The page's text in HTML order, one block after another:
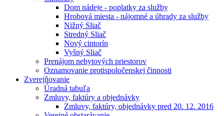
Dom nádeje - poplatky za služby
Hrobová miesta - nájomné a úhrady za služby
Nižný Sliač
Stredný Sliač
Nový cintorín
Vyšný Sliač
Prenájom nebytových priestorov
Oznamovanie protispoločenskej činnosti
Zverejňovanie
Úradná tabuľa
Zmluvy, faktúry a objednávky
Zmluvy, faktúry, objednávky pred 20. 12. 2016